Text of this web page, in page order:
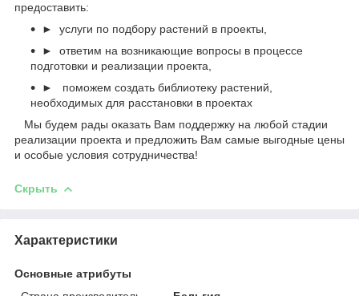
предоставить:
► услуги по подбору растений в проекты,
► ответим на возникающие вопросы в процессе
подготовки и реализации проекта,
► поможем создать библиотеку растений,
необходимых для расстановки в проектах
Мы будем рады оказать Вам поддержку на любой стадии
реализации проекта и предложить Вам самые выгодные цены
и особые условия сотрудничества!
Скрыть
Характеристики
Основные атрибуты